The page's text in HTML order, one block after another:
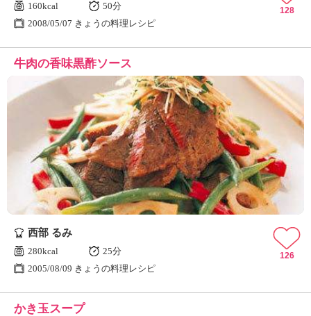
160kcal
50分
2008/05/07 きょうの料理レシピ
128
牛肉の香味黒酢ソース
西部 るみ
280kcal
25分
2005/08/09 きょうの料理レシピ
126
かき玉スープ